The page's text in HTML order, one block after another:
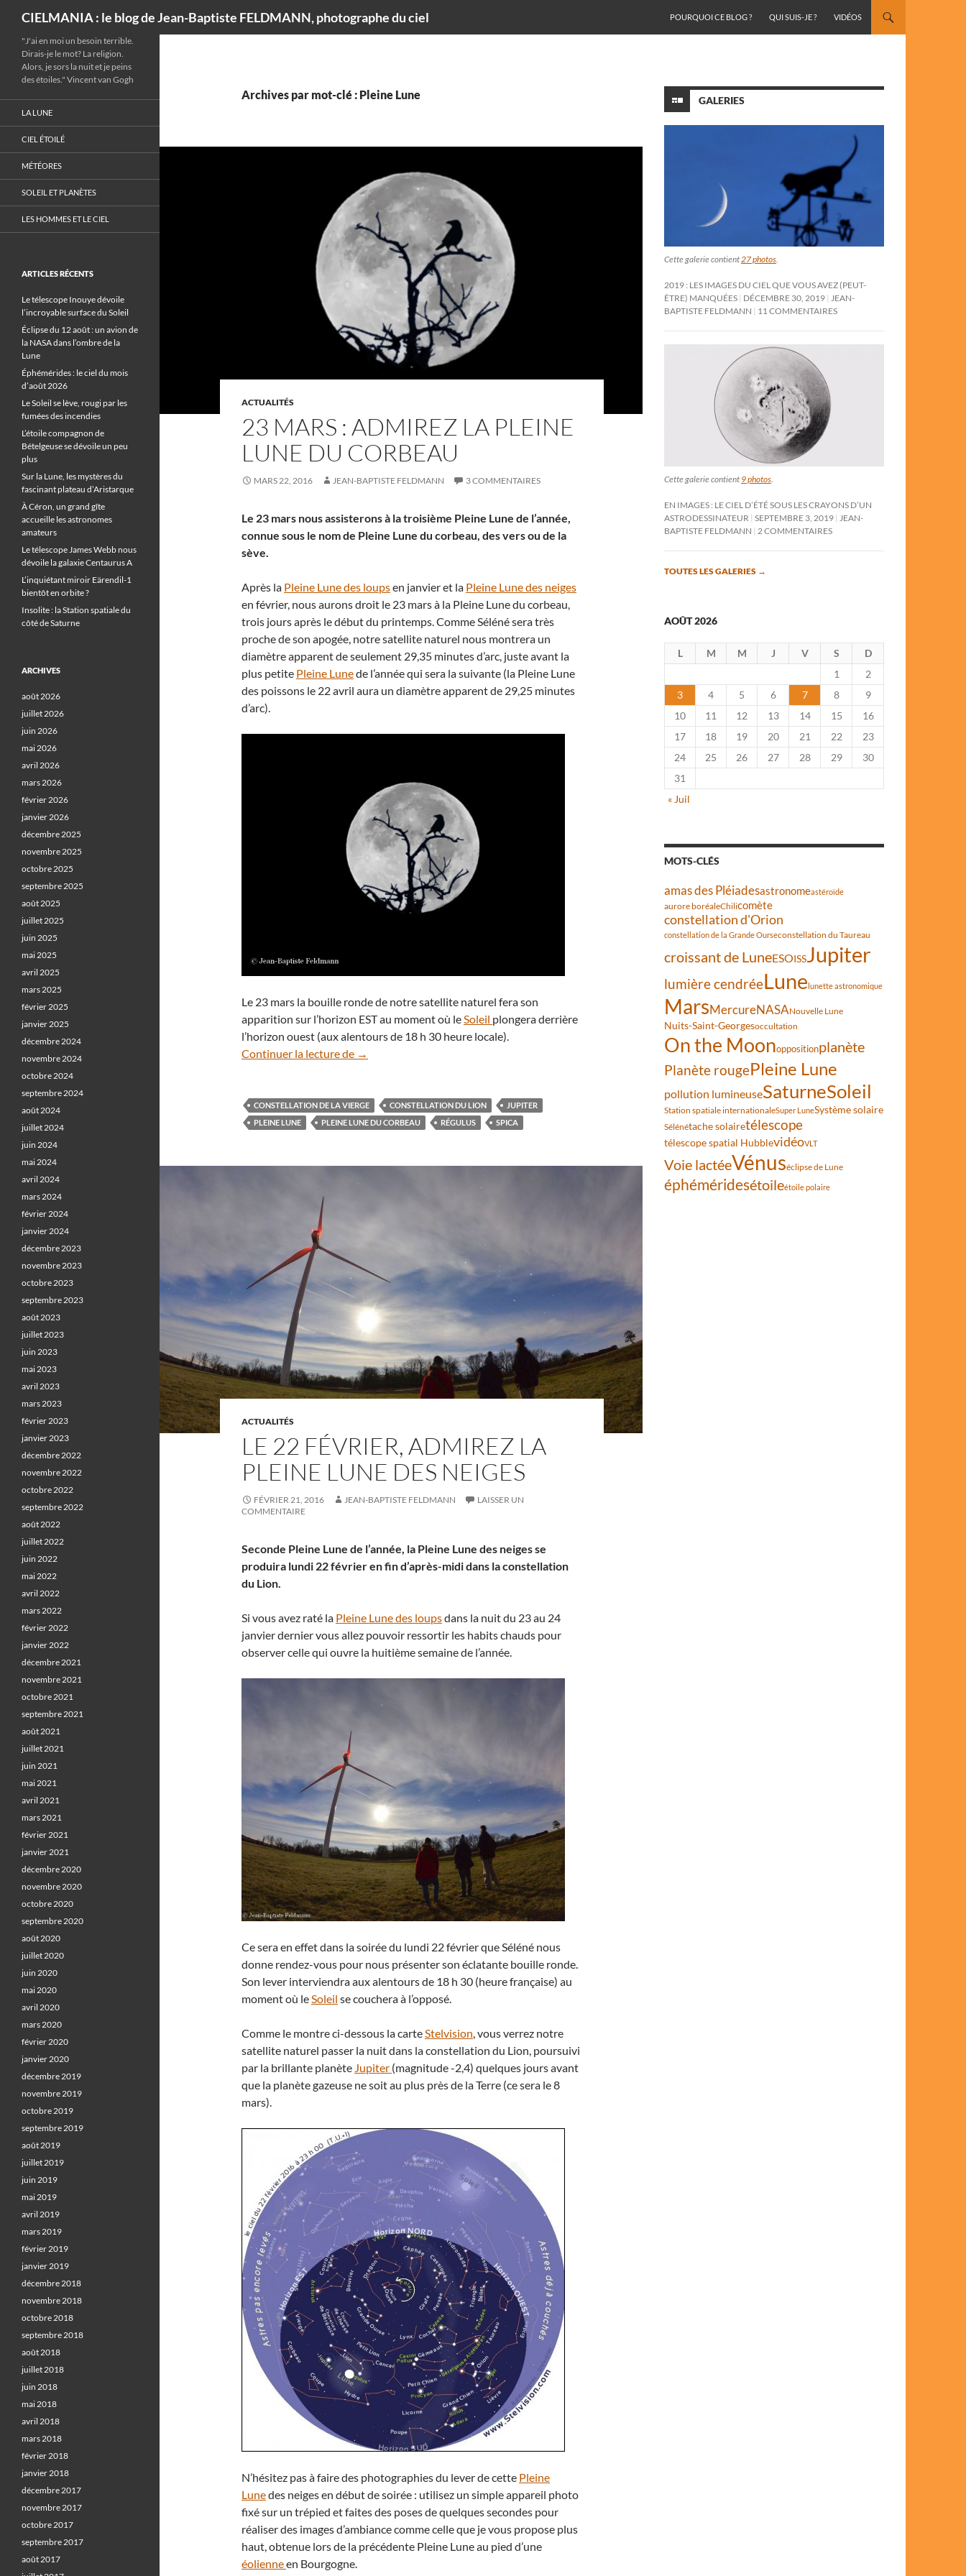
CIELMANIA : le blog de Jean-Baptiste FELDMANN, photographe du ciel
POURQUOI CE BLOG ?
QUI SUIS-JE ? VIDÉOS
Archives par mot-clé : Pleine Lune
ACTUALITÉS
23 MARS : ADMIREZ LA PLEINE
LUNE DU CORBEAU
MARS 22, 2016 JEAN-BAPTISTE FELDMANN 3 COMMENTAIRES
Le 23 mars nous assisterons à la troisième Pleine Lune de l’année,
connue sous le nom de Pleine Lune du corbeau, des vers ou de la
sève.
Après la Pleine Lune des loupsen janvier et la Pleine Lune des neiges
en février, nous aurons droit le 23 mars à la Pleine Lune du corbeau,
trois jours après le début du printemps. Comme Séléné sera très
proche de son apogée, notre satellite naturel nous montrera un
diamètre apparent de seulement 29,35 minutes d’arc, juste avant la
plus petite Pleine Lunede l’année qui sera la suivante (la Pleine Lune
des poissons le 22 avril aura un diamètre apparent de 29,25 minutes
d’arc).
Le 23 mars la bouille ronde de notre satellite naturel fera son
apparition sur l’horizon EST au moment où leSoleil plongera derrière
l’horizon ouest (aux alentours de 18 h 30 heure locale).
Continuer la lecture de 23 mars : admirez la Pleine Lune du corbeau
→
CONSTELLATION DE LA VIERGE CONSTELLATION DU LION
JUPITER
PLEINE LUNE
PLEINE LUNE DU CORBEAU RÉGULUS SPICA
ACTUALITÉS
LE 22 FÉVRIER, ADMIREZ LA
PLEINE LUNE DES NEIGES
FÉVRIER 21, 2016 JEAN-BAPTISTE FELDMANN
LAISSER UN
COMMENTAIRE
Seconde Pleine Lune de l’année, la Pleine Lune des neiges se
produira lundi 22 février en fin d’après-midi dans la constellation
du Lion.
Si vous avez raté la Pleine Lune des loupsdans la nuit du 23 au 24
janvier dernier vous allez pouvoir ressortir les habits chauds pour
observer celle qui ouvre la huitième semaine de l’année.
Ce sera en effet dans la soirée du lundi 22 février que Séléné nous
donne rendez-vous pour nous présenter son éclatante bouille ronde.
Son lever interviendra aux alentours de 18 h 30 (heure française) au
moment où leSoleil se couchera à l’opposé.
Comme le montre ci-dessous la carteStelvision, vous verrez notre
satellite naturel passer la nuit dans la constellation du Lion, poursuivi
par la brillante planète Jupiter (magnitude -2,4) quelques jours avant
que la planète gazeuse ne soit au plus près de la Terre (ce sera le 8
mars).
N’hésitez pas à faire des photographies du lever de cette Pleine
Lunedes neiges en début de soirée : utilisez un simple appareil photo
fixé sur un trépied et faites des poses de quelques secondes pour
réaliser des images d’ambiance comme celle que je vous propose plus
haut, obtenue lors de la précédente Pleine Lune au pied d’une
éolienneen Bourgogne.
GALERIES
Cette galerie contient27 photos.
2019 : LES IMAGES DU CIEL QUE VOUS AVEZ (PEUT-
ÊTRE) MANQUÉES DÉCEMBRE 30, 2019 JEAN-
BAPTISTE FELDMANN
11 COMMENTAIRES
Cette galerie contient 9 photos
EN IMAGES : LE CIEL D’ÉTÉ SOUS LES CRAYONS D’UN
ASTRODESSINATEUR SEPTEMBRE 3, 2019
JEAN-
BAPTISTE FELDMANN
2 COMMENTAIRES
TOUTES LES GALERIES →
AOÛT 2026
L M M J V S
D
1
2
3
4 5 6 7 8
9
10
11 12 13 14 15
16
17
18 19 20 21 22
23
24
25 26 27 28 29
30
31
« Juil
MOTS-CLÉS
amas des Pléiadesastronomeastéroïde
aurore boréaleChilicomète
constellation d'Orion
constellation de la Grande Ourseconstellation du Taureau
croissant de LuneESOISSJupiter
lumière cendréeLunelunette astronomique
MarsMercureNASANouvelle Lune
Nuits-Saint-Georgesoccultation
On the Moonoppositionplanète
Planète rougePleine Lune
pollution lumineuseSaturneSoleil
Station spatiale internationaleSuper LuneSystème solaire
Sélénétache solairetélescope
télescope spatial HubblevidéoVLT
Voie lactéeVénuséclipse de Lune
éphéméridesétoileétoile polaire
"J'ai en moi un besoin terrible.
Dirais-je le mot? La religion.
Alors, je sors la nuit et je peins
des étoiles." Vincent van Gogh
LA LUNE
CIEL ÉTOILÉ
MÉTÉORES
SOLEIL ET PLANÈTES
LES HOMMES ET LE CIEL
ARTICLES RÉCENTS
Le télescope Inouye dévoile
l’incroyable surface du Soleil
Éclipse du 12 août : un avion de
la NASA dans l’ombre de la
Lune
Éphémérides : le ciel du mois
d’août 2026
Le Soleil se lève, rougi par les
fumées des incendies
L’étoile compagnon de
Bételgeuse se dévoile un peu
plus
Sur la Lune, les mystères du
fascinant plateau d’Aristarque
À Céron, un grand gîte
accueille les astronomes
amateurs
Le télescope James Webb nous
dévoile la galaxie Centaurus A
L’inquiétant miroir Eärendil-1
bientôt en orbite ?
Insolite : la Station spatiale du
côté de Saturne
ARCHIVES
août 2026
juillet 2026
juin 2026
mai 2026
avril 2026
mars 2026
février 2026
janvier 2026
décembre 2025
novembre 2025
octobre 2025
septembre 2025
août 2025
juillet 2025
juin 2025
mai 2025
avril 2025
mars 2025
février 2025
janvier 2025
décembre 2024
novembre 2024
octobre 2024
septembre 2024
août 2024
juillet 2024
juin 2024
mai 2024
avril 2024
mars 2024
février 2024
janvier 2024
décembre 2023
novembre 2023
octobre 2023
septembre 2023
août 2023
juillet 2023
juin 2023
mai 2023
avril 2023
mars 2023
février 2023
janvier 2023
décembre 2022
novembre 2022
octobre 2022
septembre 2022
août 2022
juillet 2022
juin 2022
mai 2022
avril 2022
mars 2022
février 2022
janvier 2022
décembre 2021
novembre 2021
octobre 2021
septembre 2021
août 2021
juillet 2021
juin 2021
mai 2021
avril 2021
mars 2021
février 2021
janvier 2021
décembre 2020
novembre 2020
octobre 2020
septembre 2020
août 2020
juillet 2020
juin 2020
mai 2020
avril 2020
mars 2020
février 2020
janvier 2020
décembre 2019
novembre 2019
octobre 2019
septembre 2019
août 2019
juillet 2019
juin 2019
mai 2019
avril 2019
mars 2019
février 2019
janvier 2019
décembre 2018
novembre 2018
octobre 2018
septembre 2018
août 2018
juillet 2018
juin 2018
mai 2018
avril 2018
mars 2018
février 2018
janvier 2018
décembre 2017
novembre 2017
octobre 2017
septembre 2017
août 2017